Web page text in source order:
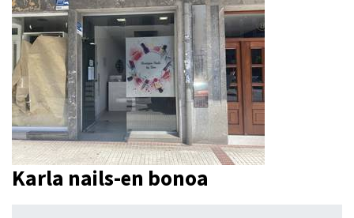
Karla nails-en bonoa